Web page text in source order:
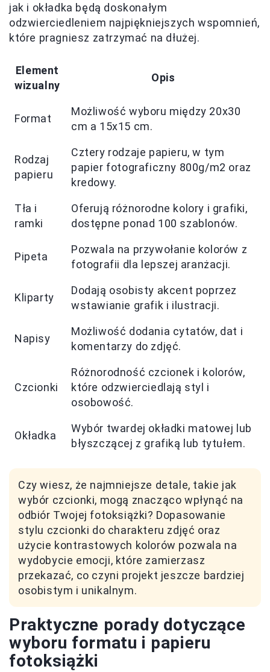
jak i okładka będą doskonałym
odzwierciedleniem najpiękniejszych wspomnień,
które pragniesz zatrzymać na dłużej.
Element
wizualny
Opis
Format
Możliwość wyboru między 20x30
cm a 15x15 cm.
Rodzaj
papieru
Cztery rodzaje papieru, w tym
papier fotograficzny 800g/m2 oraz
kredowy.
Tła i
ramki
Oferują różnorodne kolory i grafiki,
dostępne ponad 100 szablonów.
Pipeta
Pozwala na przywołanie kolorów z
fotografii dla lepszej aranżacji.
Kliparty
Dodają osobisty akcent poprzez
wstawianie grafik i ilustracji.
Napisy
Możliwość dodania cytatów, dat i
komentarzy do zdjęć.
Czcionki
Różnorodność czcionek i kolorów,
które odzwierciedlają styl i
osobowość.
Okładka
Wybór twardej okładki matowej lub
błyszczącej z grafiką lub tytułem.
Czy wiesz, że najmniejsze detale, takie jak
wybór czcionki, mogą znacząco wpłynąć na
odbiór Twojej fotoksiążki? Dopasowanie
stylu czcionki do charakteru zdjęć oraz
użycie kontrastowych kolorów pozwala na
wydobycie emocji, które zamierzasz
przekazać, co czyni projekt jeszcze bardziej
osobistym i unikalnym.
Praktyczne porady dotyczące
wyboru formatu i papieru
fotoksiążki